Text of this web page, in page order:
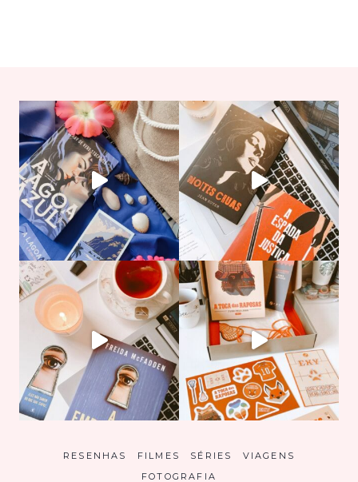
RESENHAS FILMES SÉRIES
VIAGENS
FOTOGRAFIA